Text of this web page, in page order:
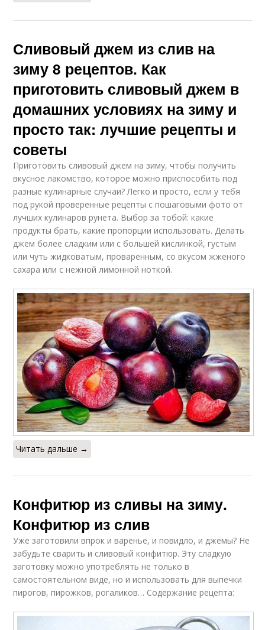
Сливовый джем из слив на
зиму 8 рецептов. Как
приготовить сливовый джем в
домашних условиях на зиму и
просто так: лучшие рецепты и
советы
Приготовить сливовый джем на зиму, чтобы получить
вкусное лакомство, которое можно приспособить под
разные кулинарные случаи? Легко и просто, если у тебя
под рукой проверенные рецепты с пошаговыми фото от
лучших кулинаров рунета. Выбор за тобой: какие
продукты брать, какие пропорции использовать. Делать
джем более сладким или с большей кислинкой, густым
или чуть жидковатым, проваренным, со вкусом жженого
сахара или с нежной лимонной ноткой.
Читать дальше →
Конфитюр из сливы на зиму.
Конфитюр из слив
Уже заготовили впрок и варенье, и повидло, и джемы? Не
забудьте сварить и сливовый конфитюр. Эту сладкую
заготовку можно употреблять не только в
самостоятельном виде, но и использовать для выпечки
пирогов, пирожков, рогаликов… Содержание рецепта: